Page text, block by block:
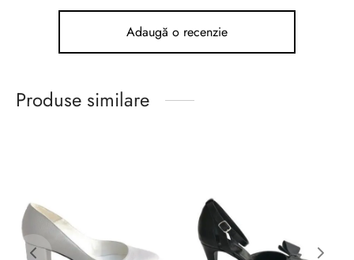
Adaugă o recenzie
Produse similare